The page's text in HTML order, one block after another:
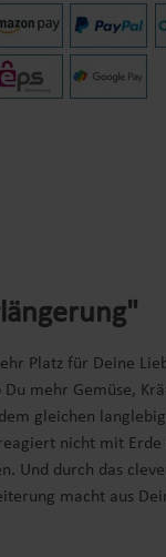
Platz für Deine
mehr Gemüse,
gleichen
nicht mit
Und durch das
macht aus